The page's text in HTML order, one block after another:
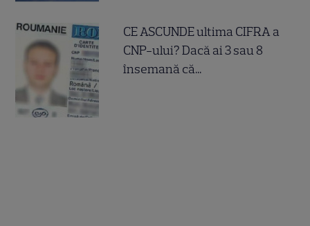
CE ASCUNDE ultima CIFRA a
CNP-ului? Dacă ai 3 sau 8
însemană că...